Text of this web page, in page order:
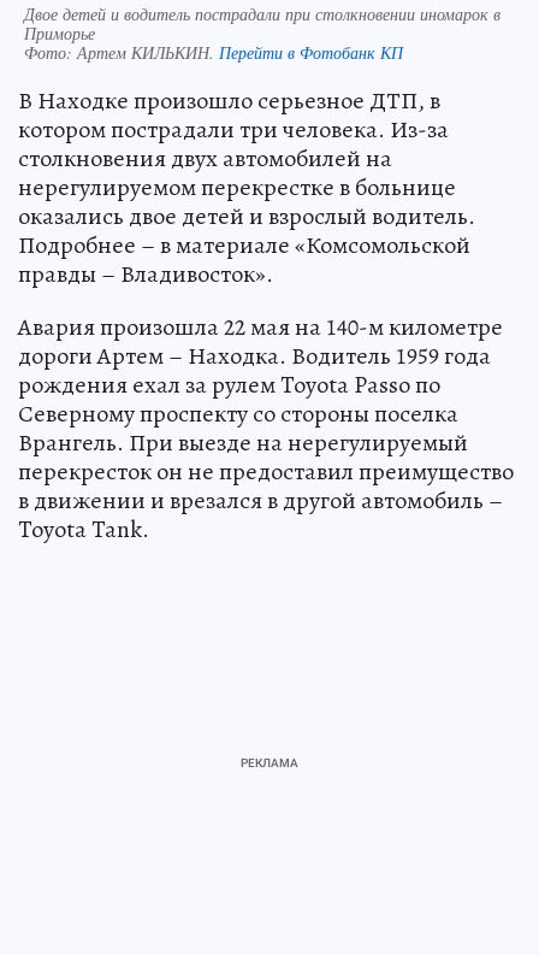
Двое детей и водитель пострадали при столкновении иномарок в
Приморье
Фото: Артем КИЛЬКИН. Перейти в Фотобанк КП
В Находке произошло серьезное ДТП, в
котором пострадали три человека. Из-за
столкновения двух автомобилей на
нерегулируемом перекрестке в больнице
оказались двое детей и взрослый водитель.
Подробнее – в материале «Комсомольской
правды – Владивосток».
Авария произошла 22 мая на 140-м километре
дороги Артем – Находка. Водитель 1959 года
рождения ехал за рулем Toyota Passo по
Северному проспекту со стороны поселка
Врангель. При выезде на нерегулируемый
перекресток он не предоставил преимущество
в движении и врезался в другой автомобиль –
Toyota Tank.